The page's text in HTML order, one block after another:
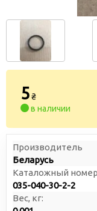
5₴
в наличии
Производитель
Беларусь
Каталожный номер
035-040-30-2-2
Вес, кг: